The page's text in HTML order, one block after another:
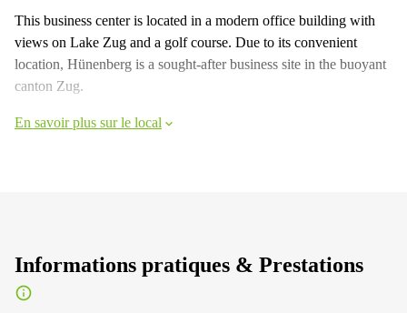
This business center is located in a modern office building with
views on Lake Zug and a golf course. Due to its convenient
location, Hünenberg is a sought-after business site in the buoyant
canton Zug.
En savoir plus sur le local
Informations pratiques & Prestations